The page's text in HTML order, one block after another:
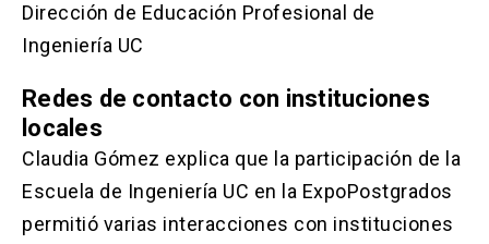
Dirección de Educación Profesional de
Ingeniería UC
Redes de contacto con instituciones
locales
Claudia Gómez explica que la participación de la
Escuela de Ingeniería UC en la ExpoPostgrados
permitió varias interacciones con instituciones